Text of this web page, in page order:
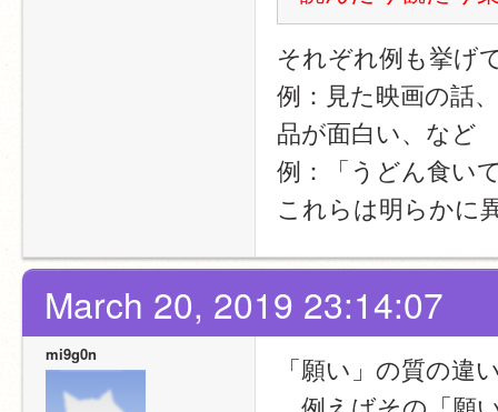
それぞれ例も挙げ
例：見た映画の話
品が面白い、など
例：「うどん食い
これらは明らかに
March 20, 2019 23:14:07
mi9g0n
「願い」の質の違